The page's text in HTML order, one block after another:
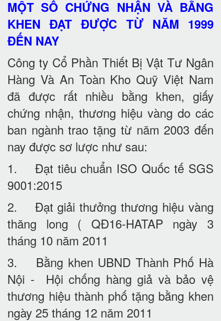
MỘT SỐ CHỨNG NHẬN VÀ BẰNG
KHEN ĐẠT ĐƯỢC TỪ NĂM 1999
ĐẾN NAY
Công ty Cổ Phần Thiết Bị Vật Tư Ngân
Hàng Và An Toàn Kho Quỹ Việt Nam
đã được rất nhiều bằng khen, giấy
chứng nhận, thương hiệu vàng do các
ban ngành trao tặng từ năm 2003 đến
nay được sơ lược như sau:
1. Đạt tiêu chuẩn ISO Quốc tế SGS
9001:2015
2. Đạt giải thưởng thương hiệu vàng
thăng long ( QĐ16-HATAP ngày 3
tháng 10 năm 2011
3. Bằng khen UBND Thành Phố Hà
Nội - Hội chống hàng giả và bảo vệ
thương hiệu thành phố tặng bằng khen
ngày 25 tháng 12 năm 2011